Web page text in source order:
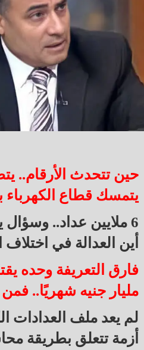
حين تتحدث الأرقام..
يتمسك قطاع الكهرباء
6 ملايين عداد.. وسؤال
أين العدالة في اختلاف
مليار جنيه شهريًا..
لم يعد ملف العدادات
أزمة تتعلق بطريقة